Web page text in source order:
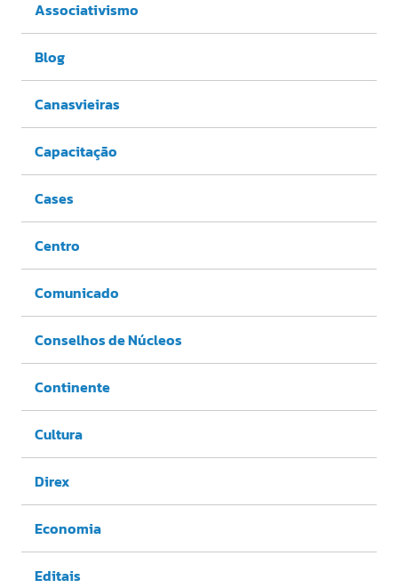
Associativismo
Blog
Canasvieiras
Capacitação
Cases
Centro
Comunicado
Conselhos de Núcleos
Continente
Cultura
Direx
Economia
Editais